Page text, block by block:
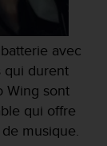
avec
qui durent
Wing sont
qui offre
musique.